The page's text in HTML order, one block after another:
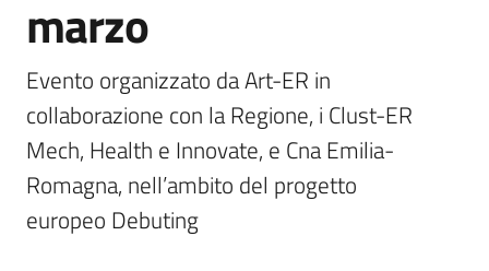
Bandi
Piani
Programmi
Progetti
marzo
Evento organizzato da Art-ER in
collaborazione con la Regione, i Clust-ER
Mech, Health e Innovate, e Cna Emilia-
Romagna, nell’ambito del progetto
europeo Debuting